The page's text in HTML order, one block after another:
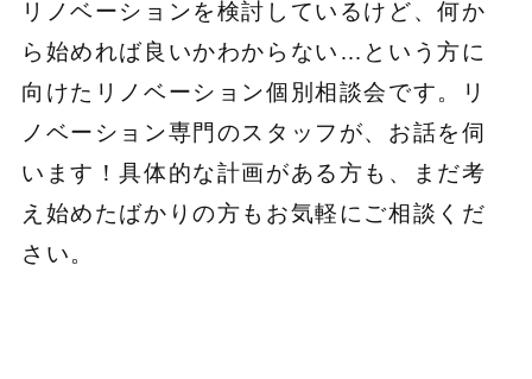
リノベーションを検討しているけど、何か
ら始めれば良いかわからない…という方に
向けたリノベーション個別相談会です。リ
ノベーション専門のスタッフが、お話を伺
います！具体的な計画がある方も、まだ考
え始めたばかりの方もお気軽にご相談くだ
さい。